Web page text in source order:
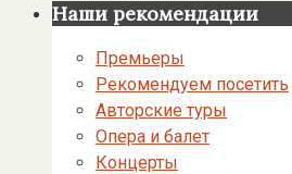
Наши рекомендации
Премьеры
Рекомендуем посетить
Авторские туры
Опера и балет
Концерты